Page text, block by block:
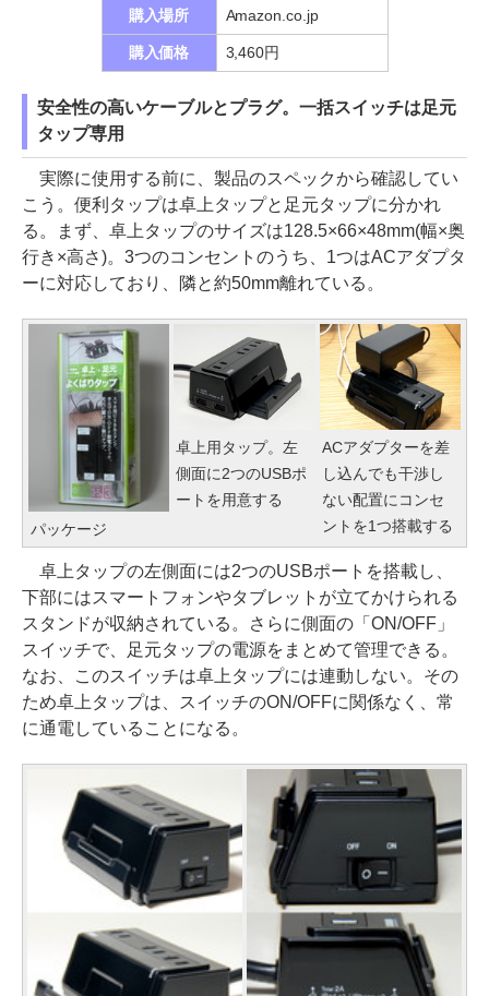
購入場所 Amazon.co.jp
購入価格 3,460円
安全性の高いケーブルとプラグ。一括スイッチは足元
タップ専用
実際に使用する前に、製品のスペックから確認してい
こう。便利タップは卓上タップと足元タップに分かれ
る。まず、卓上タップのサイズは128.5×66×48mm(幅×奥
行き×高さ)。3つのコンセントのうち、1つはACアダプタ
ーに対応しており、隣と約50mm離れている。
パッケージ
卓上用タップ。左
側面に2つのUSBポ
ートを用意する
ACアダプターを差
し込んでも干渉し
ない配置にコンセ
ントを1つ搭載する
卓上タップの左側面には2つのUSBポートを搭載し、
下部にはスマートフォンやタブレットが立てかけられる
スタンドが収納されている。さらに側面の「ON/OFF」
スイッチで、足元タップの電源をまとめて管理できる。
なお、このスイッチは卓上タップには連動しない。その
ため卓上タップは、スイッチのON/OFFに関係なく、常
に通電していることになる。